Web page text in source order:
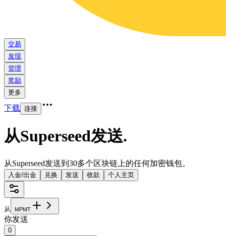
交易
发现
管理
奖励
更多
下载 连接
从Superseed发送.
从Superseed发送到30多个区块链上的任何加密钱包。
入金/出金 兑换 发送 收款 个人主页
从 MPMT
你发送
0